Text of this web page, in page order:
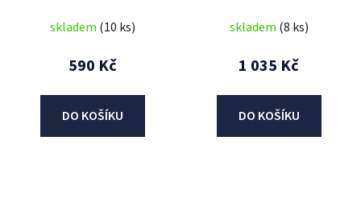
skladem (10 ks)
590 Kč
DO KOŠÍKU
skladem (8 ks)
1 035 Kč
DO KOŠÍKU